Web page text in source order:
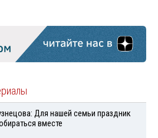
Для нашей семьи праздник
вместе